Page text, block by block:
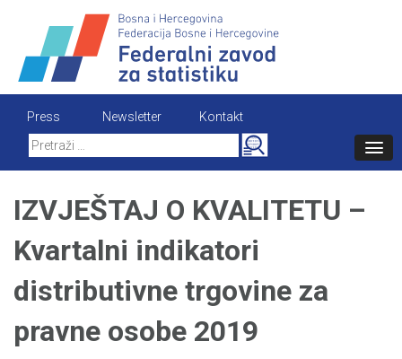
content
Press Newsletter
Kontakt
Search
for:
IZVJEŠTAJ O KVALITETU –
Kvartalni indikatori
distributivne trgovine za
pravne osobe 2019